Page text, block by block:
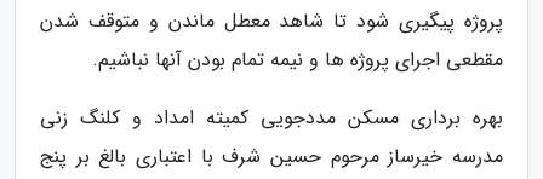
پروژه پیگیری شود تا شاهد معطل ماندن و متوقف شدن
مقطعی اجرای پروژه ها و نیمه تمام بودن آنها نباشیم.
بهره برداری مسکن مددجویی کمیته امداد و کلنگ زنی
مدرسه خیرساز مرحوم حسین شرف با اعتباری بالغ بر پنج